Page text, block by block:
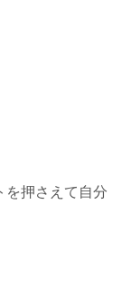
を押さえて自分